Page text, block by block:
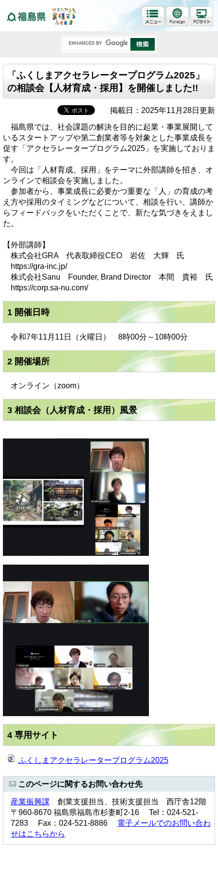
「ふくしまアクセラレータープログラム2025」
の相談会【人材育成・採用】を開催しました!!
掲載日：2025年11月28日更新
福島県では、社会課題の解決を目的に起業・事業展開して
いるスタートアップや第⼆創業者等を対象とした事業成⻑を
促す「アクセラレータープログラム2025」を実施しておりま
す。
今回は「人材育成、採用」をテーマに外部講師を招き、オ
ンラインで相談会を実施しました。
参加者から、事業成長に必要かつ重要な「人」の育成の考
え方や採用のタイミングなどについて、相談を行い、講師か
らフィードバックをいただくことで、新たな気づきをえまし
た。
【外部講師】
株式会社GRA 代表取締役CEO 岩佐 大輝 氏
https://gra-inc.jp/
株式会社Sanu Founder, Brand Director 本間 貴裕 氏
https://corp.sa-nu.com/
1 開催日時
令和7年11月11日（火曜日） 8時00分～10時00分
2 開催場所
オンライン（zoom）
3 相談会（人材育成・採用）風景
4 専用サイト
ふくしまアクセラレータープログラム2025
このページに関するお問い合わせ先
産業振興課 創業支援担当、技術支援担当 西庁舎12階
〒960-8670 福島県福島市杉妻町2-16 Tel：024-521-
7283 Fax：024-521-8886 電子メールでのお問い合わ
せはこちらから